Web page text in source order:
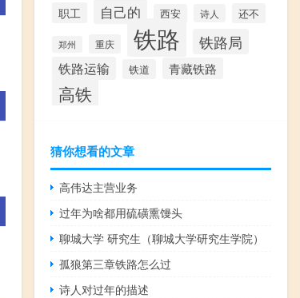
职工
自己的 西安 诗人 还不
郑州 重庆 铁路 铁路局
铁路运输 铁道 青藏铁路
高铁
猜你想看的文章
高伟达主营业务
过年为啥都用硫磺熏馒头
聊城大学 研究生（聊城大学研究生学院）
孤狼第三章铁路怎么过
诗人对过年的描述